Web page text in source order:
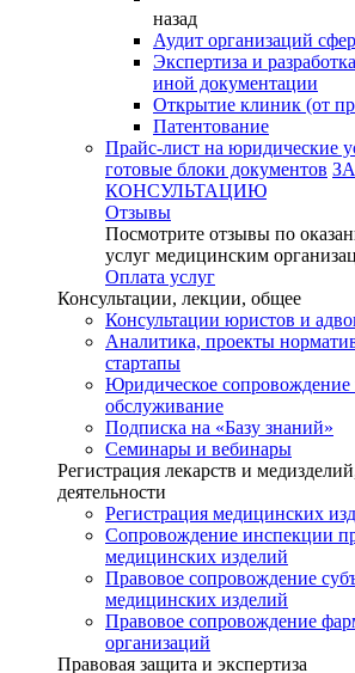
назад
Аудит организаций
Экспертиза и
иной документации
Открытие клиник (от
Патентование
Прайс-лист на юридические
готовые блоки документов
КОНСУЛЬТАЦИЮ
Отзывы
Посмотрите отзывы по
услуг медицинским
Оплата услуг
Консультации, лекции, общее
Консультации юристов и
Аналитика, проекты
стартапы
Юридическое сопровождение
обслуживание
Подписка на «Базу знаний»
Семинары и вебинары
Регистрация лекарств и
деятельности
Регистрация медицинских
Сопровождение инспекции
медицинских изделий
Правовое сопровождение
медицинских изделий
Правовое сопровождение
организаций
Правовая защита и экспертиза